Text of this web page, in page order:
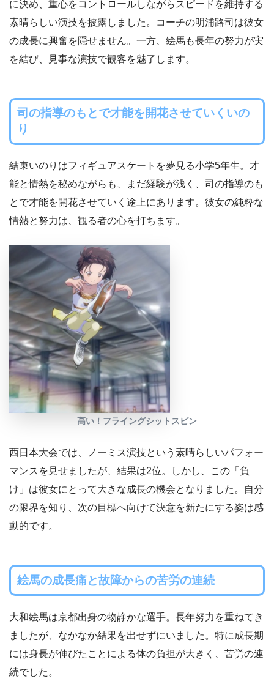
に決め、重心をコントロールしながらスピードを維持する
素晴らしい演技を披露しました。コーチの明浦路司は彼女
の成長に興奮を隠せません。一方、絵馬も長年の努力が実
を結び、見事な演技で観客を魅了します。
司の指導のもとで才能を開花させていくいの
り
結束いのりはフィギュアスケートを夢見る小学5年生。才
能と情熱を秘めながらも、まだ経験が浅く、司の指導のも
とで才能を開花させていく途上にあります。彼女の純粋な
情熱と努力は、観る者の心を打ちます。
高い！フライングシットスピン
西日本大会では、ノーミス演技という素晴らしいパフォー
マンスを見せましたが、結果は2位。しかし、この「負
け」は彼女にとって大きな成長の機会となりました。自分
の限界を知り、次の目標へ向けて決意を新たにする姿は感
動的です。
絵馬の成長痛と故障からの苦労の連続
大和絵馬は京都出身の物静かな選手。長年努力を重ねてき
ましたが、なかなか結果を出せずにいました。特に成長期
には身長が伸びたことによる体の負担が大きく、苦労の連
続でした。